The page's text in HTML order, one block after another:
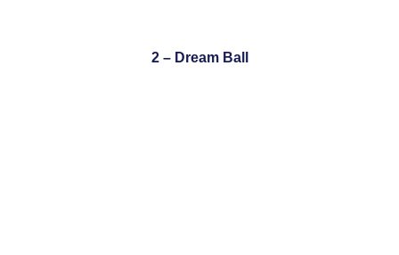
2 – Dream Ball